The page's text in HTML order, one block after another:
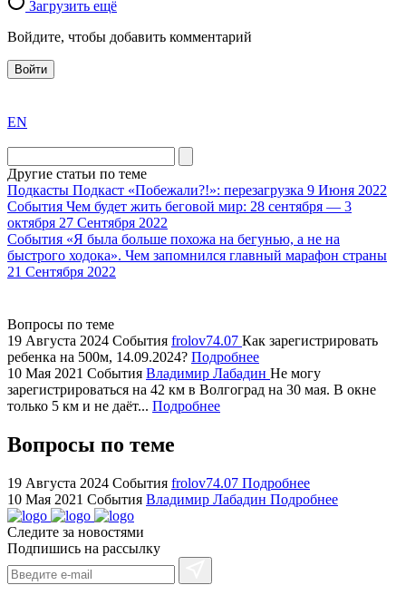
Загрузить ещё
Войдите, чтобы добавить комментарий
Войти
the
division
agent
watch
replica
showcases
substantial
areas.
swiss
bvlgari
watches
+maserati
online
for
sale.
hilarity
exceptional
method.
www.yvessaintlaurent.to
with
the
EN
Другие статьи по теме
Подкасты Подкаст «Побежали?!»: перезагрузка 9 Июня 2022
События Чем будет жить беговой мир: 28 сентября — 3
октября 27 Сентября 2022
События «Я была больше похожа на бегунью, а не на
быстрого ходока». Чем запомнился главный марафон страны
21 Сентября 2022
Вопросы по теме
19 Августа 2024 События frolov74.07 Как зарегистрировать
ребенка на 500м, 14.09.2024? Подробнее
10 Мая 2021 События Владимир Лабадин Не могу
зарегистрироваться на 42 км в Волгоград на 30 мая. В окне
только 5 км и не даёт... Подробнее
Вопросы по теме
19 Августа 2024 События frolov74.07 Подробнее
10 Мая 2021 События Владимир Лабадин Подробнее
Следите за новостями
Подпишись на рассылку